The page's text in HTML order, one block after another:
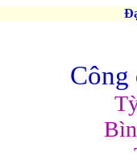
Công